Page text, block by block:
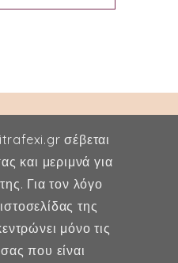
σέβεται
και μεριμνά για
Για τον λόγο
της
μόνο τις
που είναι